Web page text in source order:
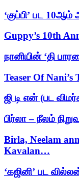
‘குப்பி’ பட
Guppy’s 10th
நானியின் ‘தி
Teaser Of Nani’s
ஜி டி என் (பட
பிர்லா – நீலம்
Birla, Neelam
Kavalan…
‘கஜினி’ பட